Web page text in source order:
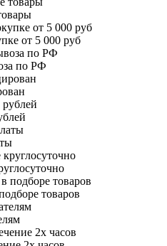
от 5 000 руб
по РФ
товаров